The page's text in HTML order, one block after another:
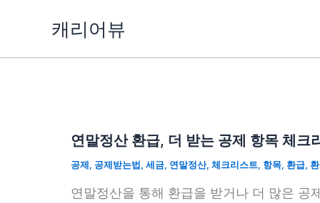
캐리어뷰
연말정산 환급, 더 받는 공제 항목 체크
공제, 공제받는법, 세금, 연말정산, 체크리스트, 항목, 환급,
연말정산을 통해 환급을 받거나 더 많은 공